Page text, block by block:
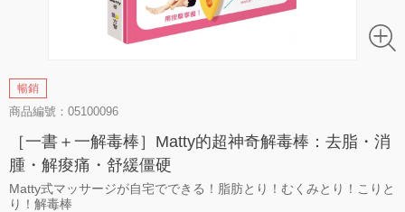
暢銷
商品編號：05100096
［一書＋一解毒棒］Matty的超神奇解毒棒：去脂・消
腫・解痠痛・舒緩僵硬
Matty式マッサージが自宅でできる！脂肪とり！むくみとり！こりと
り！解毒棒